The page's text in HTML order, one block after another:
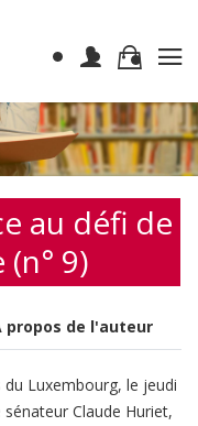
au défi de
9)
propos de l'auteur
Luxembourg, le jeudi
Claude Huriet,